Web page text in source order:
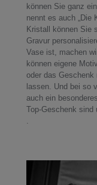
können Sie ganz
nennt es auch „Die
Kristall können Sie
Gravur
Vase ist, machen
können eigene
oder das
lassen. Und bei so
auch ein
Top-Geschenk sind
.